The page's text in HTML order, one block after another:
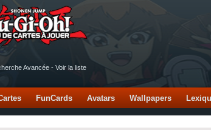
Avancée - Voir la liste
FunCards Avatars Wallpapers